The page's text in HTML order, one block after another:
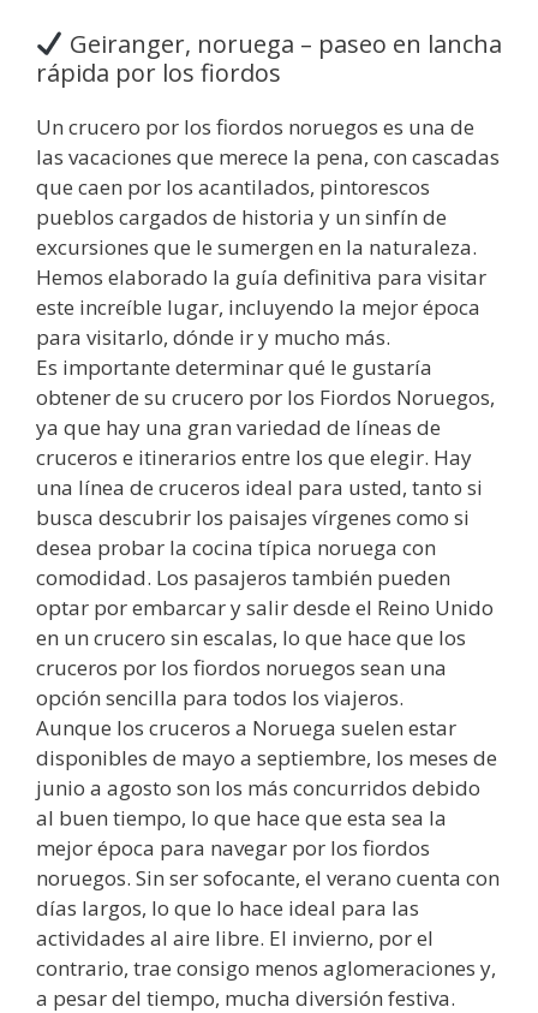
Geiranger, noruega – paseo en lancha
rápida por los fiordos
Un crucero por los fiordos noruegos es una de
las vacaciones que merece la pena, con cascadas
que caen por los acantilados, pintorescos
pueblos cargados de historia y un sinfín de
excursiones que le sumergen en la naturaleza.
Hemos elaborado la guía definitiva para visitar
este increíble lugar, incluyendo la mejor época
para visitarlo, dónde ir y mucho más.
Es importante determinar qué le gustaría
obtener de su crucero por los Fiordos Noruegos,
ya que hay una gran variedad de líneas de
cruceros e itinerarios entre los que elegir. Hay
una línea de cruceros ideal para usted, tanto si
busca descubrir los paisajes vírgenes como si
desea probar la cocina típica noruega con
comodidad. Los pasajeros también pueden
optar por embarcar y salir desde el Reino Unido
en un crucero sin escalas, lo que hace que los
cruceros por los fiordos noruegos sean una
opción sencilla para todos los viajeros.
Aunque los cruceros a Noruega suelen estar
disponibles de mayo a septiembre, los meses de
junio a agosto son los más concurridos debido
al buen tiempo, lo que hace que esta sea la
mejor época para navegar por los fiordos
noruegos. Sin ser sofocante, el verano cuenta con
días largos, lo que lo hace ideal para las
actividades al aire libre. El invierno, por el
contrario, trae consigo menos aglomeraciones y,
a pesar del tiempo, mucha diversión festiva.